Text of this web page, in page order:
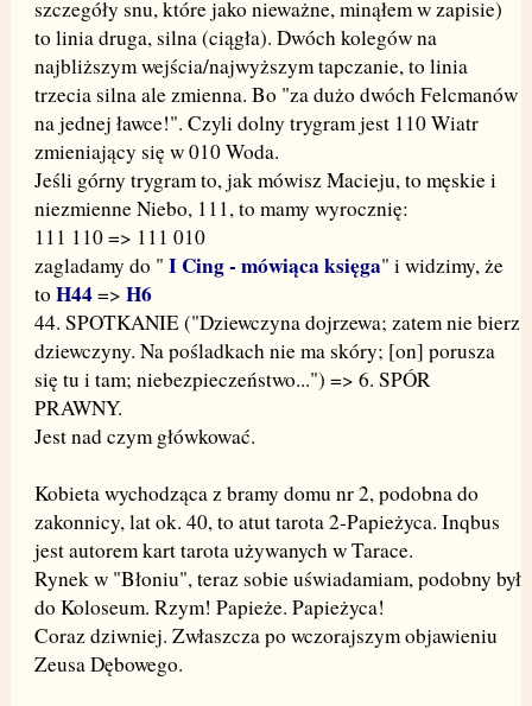
szczegóły snu, które jako nieważne, minąłem w zapisie)
to linia druga, silna (ciągła). Dwóch kolegów na
najbliższym wejścia/najwyższym tapczanie, to linia
trzecia silna ale zmienna. Bo "za dużo dwóch Felcmanów
na jednej ławce!". Czyli dolny trygram jest 110 Wiatr
zmieniający się w 010 Woda.
Jeśli górny trygram to, jak mówisz Macieju, to męskie i
niezmienne Niebo, 111, to mamy wyrocznię:
111 110 => 111 010
zagladamy do " I Cing - mówiąca księga" i widzimy, że
to H44=> H6
44. SPOTKANIE ("Dziewczyna dojrzewa; zatem nie bierz
dziewczyny. Na pośladkach nie ma skóry; [on] porusza
się tu i tam; niebezpieczeństwo...") => 6. SPÓR
PRAWNY.
Jest nad czym główkować.
Kobieta wychodząca z bramy domu nr 2, podobna do
zakonnicy, lat ok. 40, to atut tarota 2-Papieżyca. Inqbus
jest autorem kart tarota używanych w Tarace.
Rynek w "Błoniu", teraz sobie uświadamiam, podobny był
do Koloseum. Rzym! Papieże. Papieżyca!
Coraz dziwniej. Zwłaszcza po wczorajszym objawieniu
Zeusa Dębowego.